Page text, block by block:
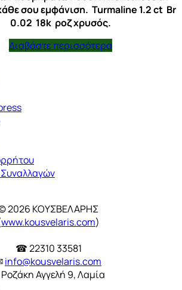
σου εμφάνιση. Turmaline 1.2 ct Βr
0.02 18k ροζ χρυσός.
Διαβάστε περισσότερα
Συναλλαγών
2026 ΚΟΥΣΒΕΛΑΡΗΣ
www.kousvelaris.com)
☎ 22310 33581
info@kousvelaris.com
Αγγελή 9, Λαμία